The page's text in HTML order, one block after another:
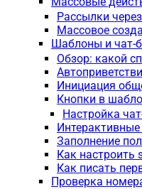
Рассылки
Массовое
Шаблоны и чат-
Обзор: какой
Инициация
Кнопки в
Настройка
Заполнение
Как настроить
Как писать
Проверка